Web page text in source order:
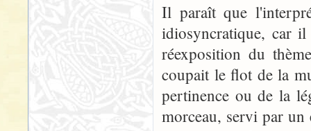
Il paraît que
idiosyncratique, car
réexposition du
coupait le flot de la
pertinence ou de la
morceau, servi par